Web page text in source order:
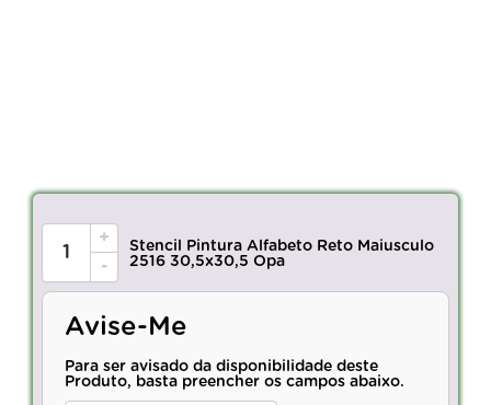
+
-
Stencil Pintura Alfabeto Reto Maiusculo
2516 30,5x30,5 Opa
Avise-Me
Para ser avisado da disponibilidade deste
Produto, basta preencher os campos abaixo.